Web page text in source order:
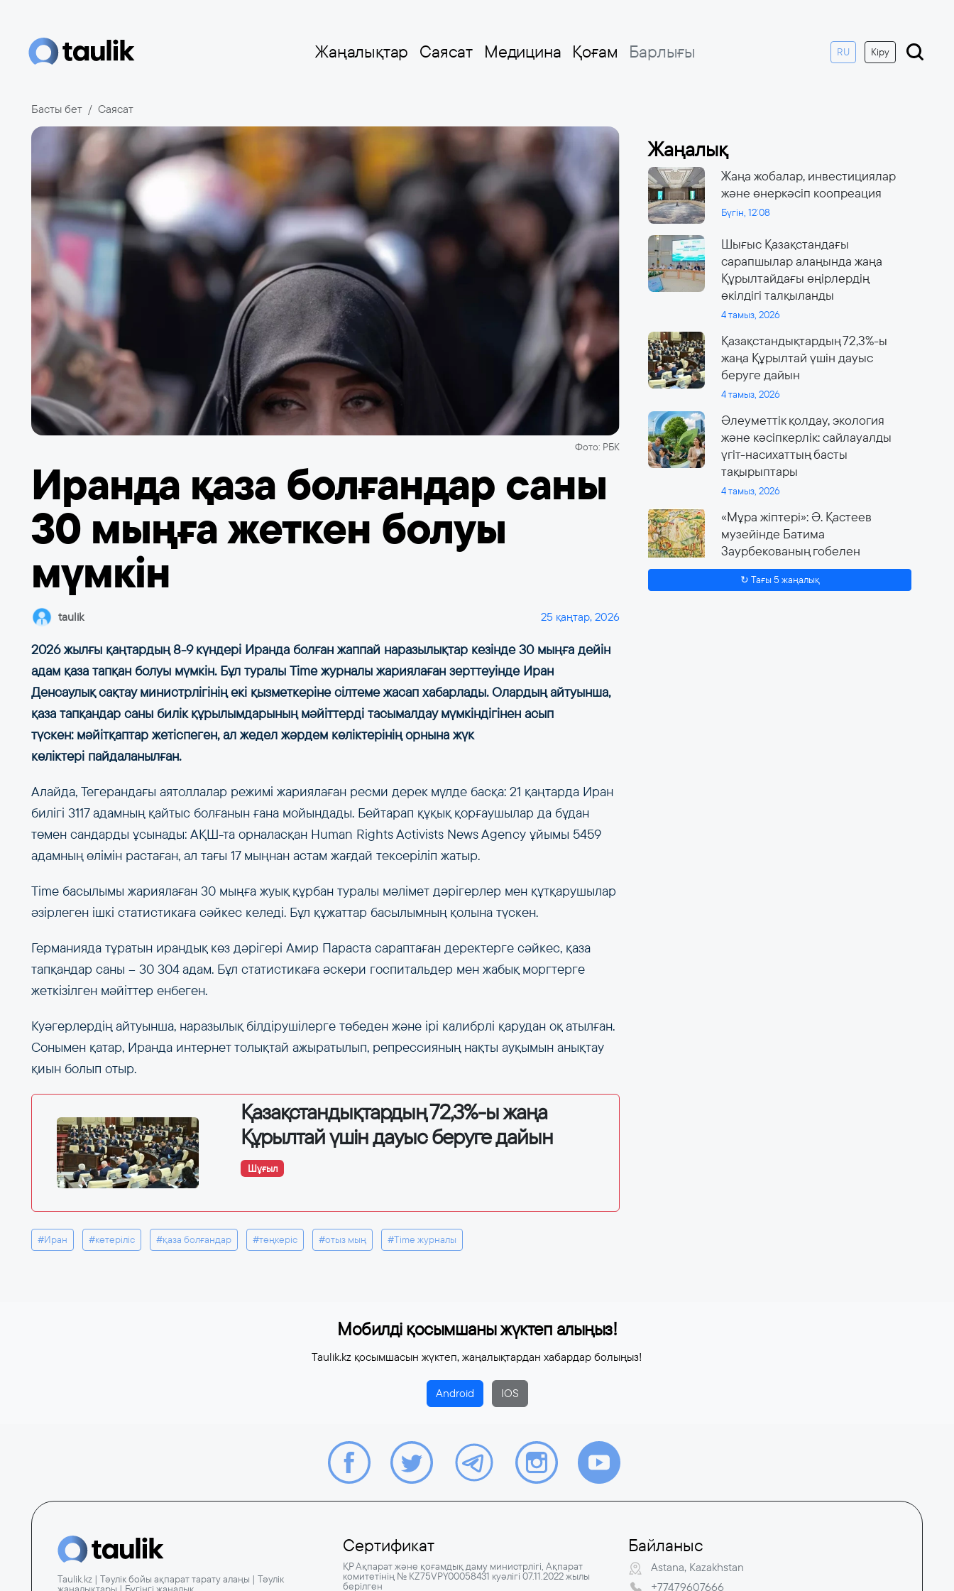
Жаңалықтар Саясат Медицина Қоғам Барлығы RU Кіру
Басты бет Саясат
Фото: РБК
Иранда қаза болғандар саны
30 мыңға жеткен болуы
мүмкін
taulik 25 қаңтар, 2026
2026 жылғы қаңтардың 8-9 күндері Иранда болған жаппай наразылықтар кезінде 30 мыңға дейін
адам қаза тапқан болуы мүмкін. Бұл туралы Time журналы жариялаған зерттеуінде Иран
Денсаулық сақтау министрлігінің екі қызметкеріне сілтеме жасап хабарлады. Олардың айтуынша,
қаза тапқандар саны билік құрылымдарының мәйіттерді тасымалдау мүмкіндігінен асып
түскен: мәйітқаптар жетіспеген, ал жедел жәрдем көліктерінің орнына жүк
көліктері пайдаланылған.
Алайда, Тегерандағы аятоллалар режимі жариялаған ресми дерек мүлде басқа: 21 қаңтарда Иран
билігі 3117 адамның қайтыс болғанын ғана мойындады. Бейтарап құқық қорғаушылар да бұдан
төмен сандарды ұсынады: АҚШ-та орналасқан Human Rights Activists News Agency ұйымы 5459
адамның өлімін растаған, ал тағы 17 мыңнан астам жағдай тексеріліп жатыр.
Time басылымы жариялаған 30 мыңға жуық құрбан туралы мәлімет дәрігерлер мен құтқарушылар
әзірлеген ішкі статистикаға сәйкес келеді. Бұл құжаттар басылымның қолына түскен.
Германияда тұратын ирандық көз дәрігері Амир Параста сараптаған деректерге сәйкес, қаза
тапқандар саны – 30 304 адам. Бұл статистикаға әскери госпитальдер мен жабық моргтерге
жеткізілген мәйіттер енбеген.
Куәгерлердің айтуынша, наразылық білдірушілерге төбеден және ірі калибрлі қарудан оқ атылған.
Сонымен қатар, Иранда интернет толықтай ажыратылып, репрессияның нақты ауқымын анықтау
қиын болып отыр.
Қазақстандықтардың 72,3%-ы жаңа
Құрылтай үшін дауыс беруге дайын
Шұғыл
#Иран #көтеріліс #қаза болғандар #төңкеріс #отыз мың #Time журналы
Жаңалық
Жаңа жобалар, инвестициялар
және өнеркәсіп коопреация
Бүгін, 12:08
Шығыс Қазақстандағы
сарапшылар алаңында жаңа
Құрылтайдағы өңірлердің
өкілдігі талқыланды
4 тамыз, 2026
Қазақстандықтардың 72,3%-ы
жаңа Құрылтай үшін дауыс
беруге дайын
4 тамыз, 2026
Әлеуметтік қолдау, экология
және кәсіпкерлік: сайлауалды
үгіт-насихаттың басты
тақырыптары
4 тамыз, 2026
«Мұра жіптері»: Ә. Қастеев
музейінде Батима
Заурбекованың гобелен
өнеріне арналған ауқымды
көрме өтеді
↻ Тағы 5 жаңалық
Мобилді қосымшаны жүктеп алыңыз!
Taulik.kz қосымшасын жүктеп, жаңалықтардан хабардар болыңыз!
Android IOS
Taulik.kz | Тәулік бойы ақпарат тарату алаңы | Тәулік
Сертификат
ҚР Ақпарат және қоғамдық даму министрлігі, Ақпарат
комитетінің № KZ75VPY00058431 куәлігі 07.11.2022 жылы
берілген
Байланыс
Astana, Kazakhstan
+77479607666